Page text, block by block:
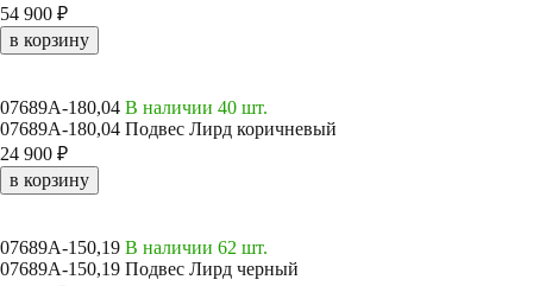
54 900 ₽
в корзину
07689A-180,04 В наличии 40 шт.
07689A-180,04 Подвес Лирд коричневый
24 900 ₽
в корзину
07689A-150,19 В наличии 62 шт.
07689A-150,19 Подвес Лирд черный